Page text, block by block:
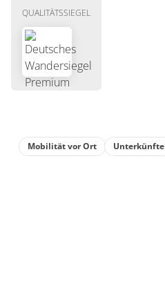
QUALITÄTSSIEGEL
Mobilität vor Ort Unterkünfte